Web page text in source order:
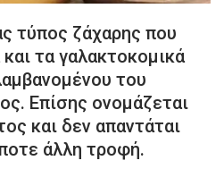
τύπος ζάχαρης που
τα γαλακτοκομικά
του
Επίσης ονομάζεται
και δεν απαντάται
άλλη τροφή.